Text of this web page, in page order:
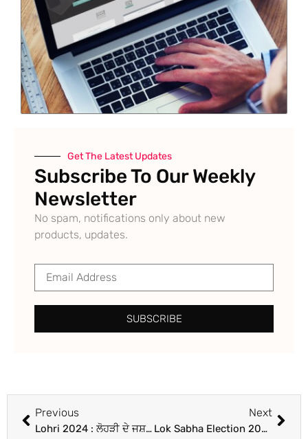
Get The Latest Updates
Subscribe To Our Weekly
Newsletter
No spam, notifications only about new
products, updates.
SUBSCRIBE
Previous
Lohri 2024 : ਲੋਹੜੀ ਦੇ ਜਸ਼ਨ ‘ਚ ਡੁੱਬਿਆ ਬਾਲੀਵੁੱਡ, Amitabh Bachchan ਸਮੇਤ ਇਨ੍ਹਾਂ ਹਸਤੀਆਂ ਨੇ ਦਿੱਤੀਆਂ ਸ਼ੁੱਭਕਾਮਨਾਵਾਂ
Next
Lok Sabha Election 2024 : I.N.D.I.A. ਮੀਟਿੰਗ ‘ਚ ਸ਼ਾਮਲ ਹੋਣਗੇ ਅਰਵਿੰਦ ਕੇਜਰੀਵਾਲ, ਸੀਟ ਵੰਡ ‘ਤੇ ਹੋ ਸਕਦੀ ਹੈ ਡੀਲ; ਇਹ ਮੰਗ ਵੀ ਰੱਖਣਗੇ ਮੁੱਖ ਮੰਤਰੀ !